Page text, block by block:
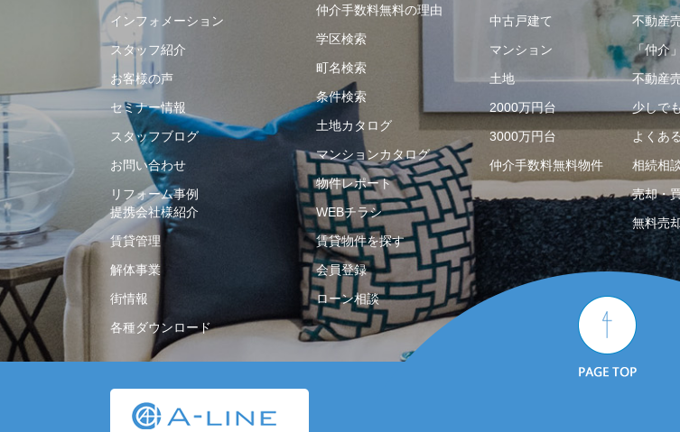
インフォメーション
スタッフ紹介
お客様の声
セミナー情報
スタッフブログ
お問い合わせ
リフォーム事例
提携会社様紹介
賃貸管理
解体事業
街情報
各種ダウンロード
仲介手数料無料の理由
学区検索
町名検索
条件検索
土地カタログ
マンションカタログ
物件レポート
WEBチラシ
賃貸物件を探す
会員登録
ローン相談
中古戸建て
マンション
土地
2000万円台
3000万円台
仲介手数料無料物件
不動産
「仲介
不動産
少しで
よくあ
相続相
売却・
無料売